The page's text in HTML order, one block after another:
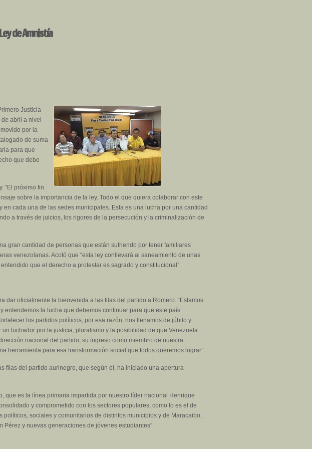
de Amnistía
Justicia
abril a nivel
por la
de suma
para que
que debe
“El próximo fin
sobre la importancia de la ley. Todo el que quiera colaborar con este
cada una de las sedes municipales. Esta es una lucha por una cantidad
a través de juicios, los rigores de la persecución y la criminalización de
gran cantidad de personas que están sufriendo por tener familiares
venezolanas. Acotó que “esta ley conllevará al saneamiento de unas
que el derecho a protestar es sagrado y constitucional”.
dar oficialmente la bienvenida a las filas del partido a Romero. “Estamos
entendemos la lucha que debemos continuar para que este país
los partidos políticos, por esa razón, nos llenamos de júbilo y
luchador por la justicia, pluralismo y la posibilidad de que Venezuela
nacional del partido, su ingreso como miembro de nuestra
herramienta para esa transformación social que todos queremos lograr”.
filas del partido aurinegro, que según él, ha iniciado una apertura
que es la línea primaria impartida por nuestro líder nacional Henrique
y comprometido con los sectores populares, como lo es el de
sociales y comunitarios de distintos municipios y de Maracaibo,
y nuevas generaciones de jóvenes estudiantes”.